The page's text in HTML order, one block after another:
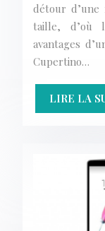
détour
taille, d’où
avantages
Cupertino…
LIRE LA